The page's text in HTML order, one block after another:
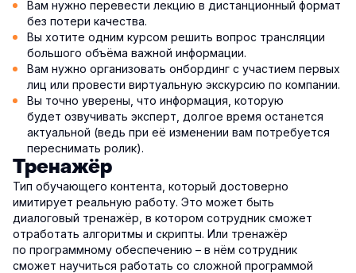
Вам нужно перевести лекцию в дистанционный формат
без потери качества.
Вы хотите одним курсом решить вопрос трансляции
большого объёма важной информации.
Вам нужно организовать онбординг с участием первых
лиц или провести виртуальную экскурсию по компании.
Вы точно уверены, что информация, которую
будет озвучивать эксперт, долгое время останется
актуальной (ведь при её изменении вам потребуется
переснимать ролик).
Тренажёр
Тип обучающего контента, который достоверно
имитирует реальную работу. Это может быть
диалоговый тренажёр, в котором сотрудник сможет
отработать алгоритмы и скрипты. Или тренажёр
по программному обеспечению – в нём сотрудник
сможет научиться работать со сложной программой